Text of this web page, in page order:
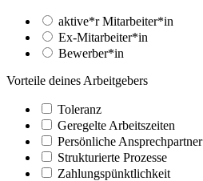
aktive*r Mitarbeiter*in
Ex-Mitarbeiter*in
Bewerber*in
Vorteile deines Arbeitgebers
Toleranz
Geregelte Arbeitszeiten
Persönliche Ansprechpartner
Strukturierte Prozesse
Zahlungs­pünktlichkeit